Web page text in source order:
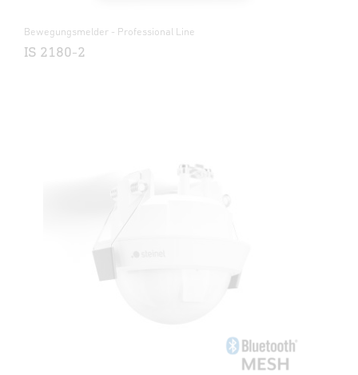
Bewegungsmelder - Professional Line
IS 2180-2